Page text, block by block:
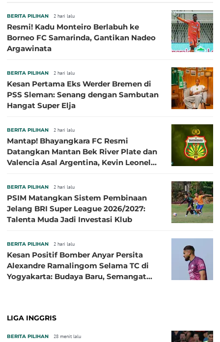
BERITA PILIHAN 2 hari lalu
Resmi! Kadu Monteiro Berlabuh ke
Borneo FC Samarinda, Gantikan Nadeo
Argawinata
BERITA PILIHAN 2 hari lalu
Kesan Pertama Eks Werder Bremen di
PSS Sleman: Senang dengan Sambutan
Hangat Super Elja
BERITA PILIHAN 2 hari lalu
Mantap! Bhayangkara FC Resmi
Datangkan Mantan Bek River Plate dan
Valencia Asal Argentina, Kevin Leonel
BERITA PILIHAN 2 hari lalu
PSIM Matangkan Sistem Pembinaan
Jelang BRI Super League 2026/2027:
Talenta Muda Jadi Investasi Klub
BERITA PILIHAN 2 hari lalu
Kesan Positif Bomber Anyar Persita
Alexandre Ramalingom Selama TC di
Yogyakarta: Budaya Baru, Semangat
LIGA INGGRIS
BERITA PILIHAN 28 menit lalu